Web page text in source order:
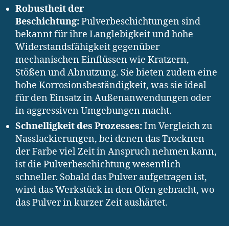
Robustheit der
Beschichtung:Pulverbeschichtungen sind
bekannt für ihre Langlebigkeit und hohe
Widerstandsfähigkeit gegenüber
mechanischen Einflüssen wie Kratzern,
Stößen und Abnutzung. Sie bieten zudem eine
hohe Korrosionsbeständigkeit, was sie ideal
für den Einsatz in Außenanwendungen oder
in aggressiven Umgebungen macht.
Schnelligkeit des Prozesses:Im Vergleich zu
Nasslackierungen, bei denen das Trocknen
der Farbe viel Zeit in Anspruch nehmen kann,
ist die Pulverbeschichtung wesentlich
schneller. Sobald das Pulver aufgetragen ist,
wird das Werkstück in den Ofen gebracht, wo
das Pulver in kurzer Zeit aushärtet.